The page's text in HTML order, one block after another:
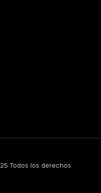
Todos los derechos